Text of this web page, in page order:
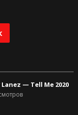
— Tell Me 2020